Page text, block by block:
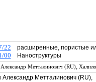
22 расширенные, пористые
00 Наноструктуры
Метталинович (RU),
Александр Метталинович (RU),